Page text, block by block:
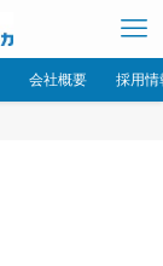
会社概要 採用情